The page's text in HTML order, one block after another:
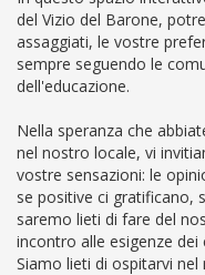
del Vizio del Barone,
assaggiati, le vostre
sempre seguendo le
dell'educazione.
Nella speranza che
nel nostro locale, vi
vostre sensazioni: le
se positive ci gratificano,
saremo lieti di fare del
incontro alle esigenze dei
Siamo lieti di ospitarvi nel